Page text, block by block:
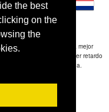
the best
on the
the
en este sitio es nuestra mejor
es responsable de cualquier retardo
información proporcionada.